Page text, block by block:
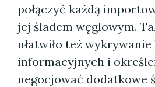
połączyć każdą
jej śladem węglowym.
ułatwiło też
informacyjnych i
negocjować dodatkowe